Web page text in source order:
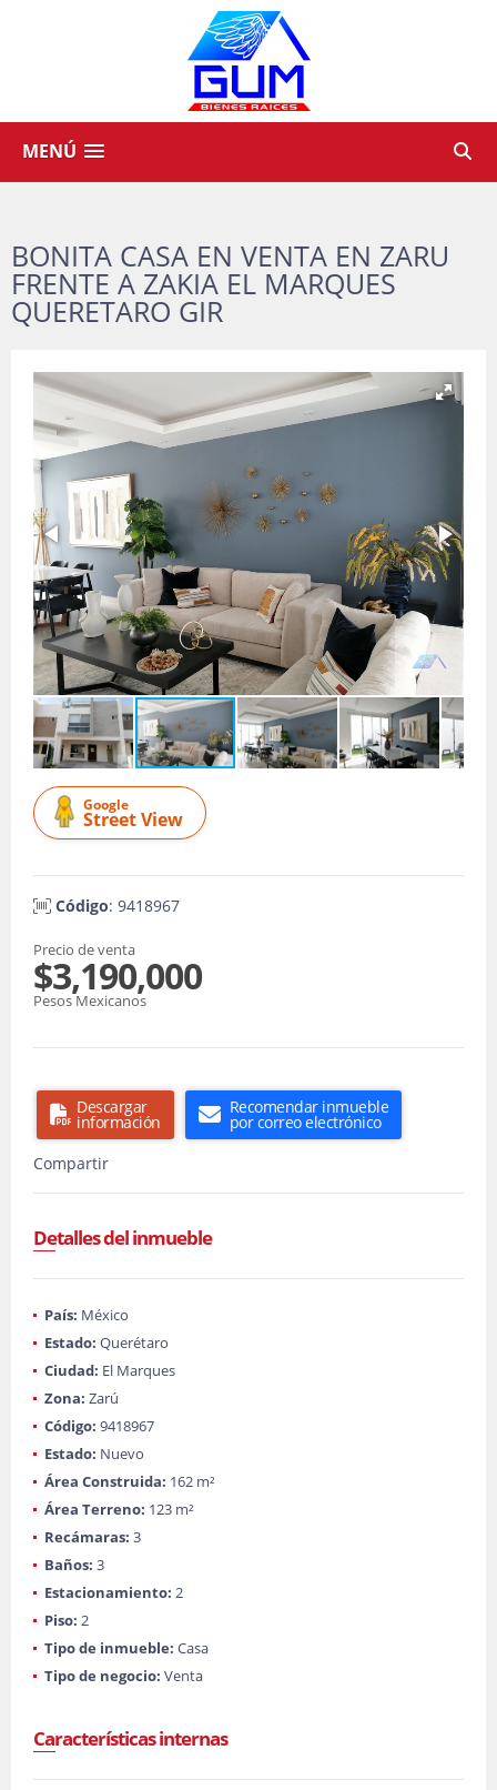
MENÚ
BONITA CASA EN VENTA EN ZARU
FRENTE A ZAKIA EL MARQUES
QUERETARO GIR
Google
Street View
Código: 9418967
Precio de venta
$3,190,000
Pesos Mexicanos
Descargar
información
Recomendar inmueble
por correo electrónico
Compartir
Detalles del inmueble
País: México
Estado: Querétaro
Ciudad: El Marques
Zona: Zarú
Código: 9418967
Estado: Nuevo
Área Construida: 162 m²
Área Terreno: 123 m²
Recámaras: 3
Baños: 3
Estacionamiento: 2
Piso: 2
Tipo de inmueble: Casa
Tipo de negocio: Venta
Características internas